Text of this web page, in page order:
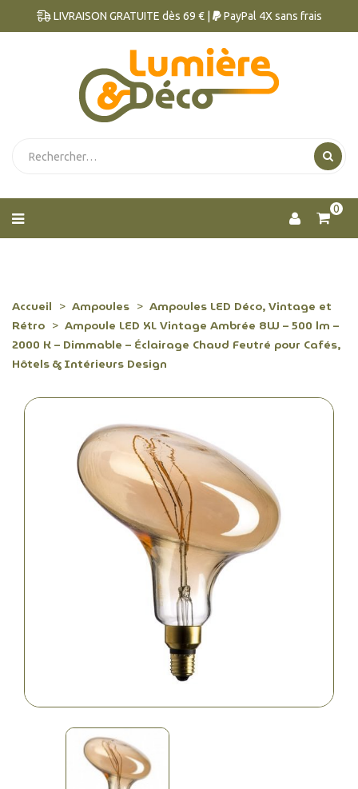
LIVRAISON GRATUITE dès 69 € | PayPal 4X sans frais
0
Accueil Ampoules
Ampoules LED Déco, Vintage et
Rétro
Ampoule LED XL Vintage Ambrée 8W – 500 lm –
2000 K – Dimmable – Éclairage Chaud Feutré pour Cafés,
Hôtels & Intérieurs Design